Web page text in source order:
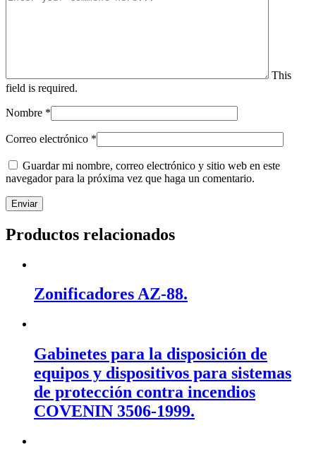
This
field is required.
Nombre *
Correo electrónico *
Guardar mi nombre, correo electrónico y sitio web en este
navegador para la próxima vez que haga un comentario.
Productos relacionados
Zonificadores AZ-88.
Gabinetes para la disposición de
equipos y dispositivos para sistemas
de protección contra incendios
COVENIN 3506-1999.